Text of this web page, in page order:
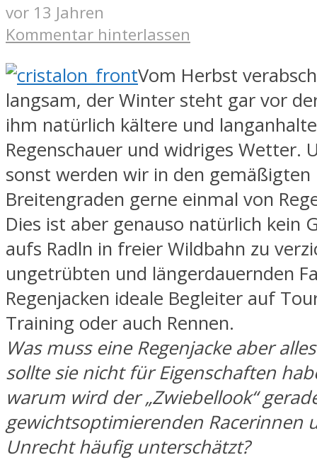
vor 13 Jahren
Kommentar hinterlassen
Vom Herbst
langsam, der Winter steht gar vor
ihm natürlich kältere und
Regenschauer und widriges Wetter.
sonst werden wir in den gemäßigten
Breitengraden gerne einmal von
Dies ist aber genauso natürlich kein
aufs Radln in freier Wildbahn zu
ungetrübten und längerdauernden
Regenjacken ideale Begleiter auf
Training oder auch Rennen.
Was muss eine Regenjacke aber
sollte sie nicht für Eigenschaften
warum wird der „Zwiebellook“
gewichtsoptimierenden Racerinnen
Unrecht häufig unterschätzt?